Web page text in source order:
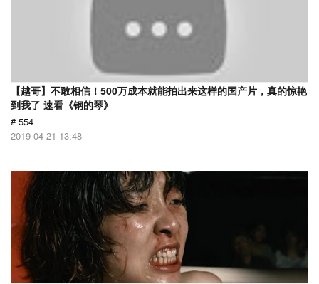
【越哥】不敢相信！500万成本就能拍出来这样的国产片，真的惊艳
到我了 速看《钢的琴》
# 554
2019-04-21 13:48